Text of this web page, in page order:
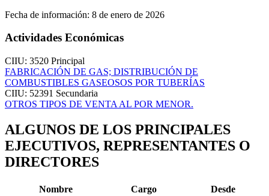
Fecha de información: 8 de enero de 2026
Actividades Económicas
CIIU: 3520 Principal
FABRICACIÓN DE GAS; DISTRIBUCIÓN DE
COMBUSTIBLES GASEOSOS POR TUBERÍAS
CIIU: 52391 Secundaria
OTROS TIPOS DE VENTA AL POR MENOR.
ALGUNOS DE LOS PRINCIPALES
EJECUTIVOS, REPRESENTANTES O
DIRECTORES
Nombre Cargo
Desde